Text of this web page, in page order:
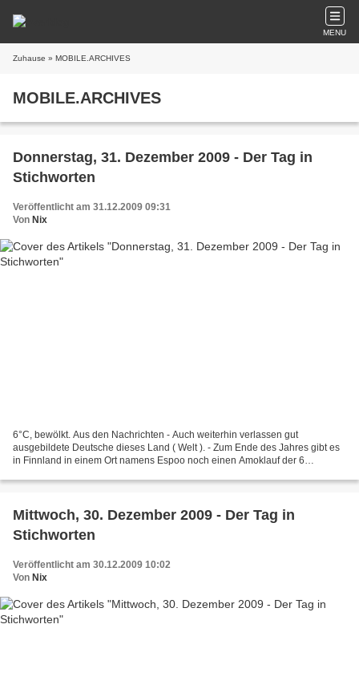
MENU
Zuhause » MOBILE.ARCHIVES
MOBILE.ARCHIVES
Donnerstag, 31. Dezember 2009 - Der Tag in
Stichworten
Veröffentlicht am 31.12.2009 09:31
Von Nix
6°C, bewölkt. Aus den Nachrichten - Auch weiterhin verlassen gut
ausgebildete Deutsche dieses Land ( Welt ). - Zum Ende des Jahres gibt es
in Finnland in einem Ort namens Espoo noch einen Amoklauf der 6
Mittwoch, 30. Dezember 2009 - Der Tag in
Stichworten
Veröffentlicht am 30.12.2009 10:02
Von Nix